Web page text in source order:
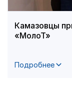
Камазовцы
«МолоТ»
Подробнее